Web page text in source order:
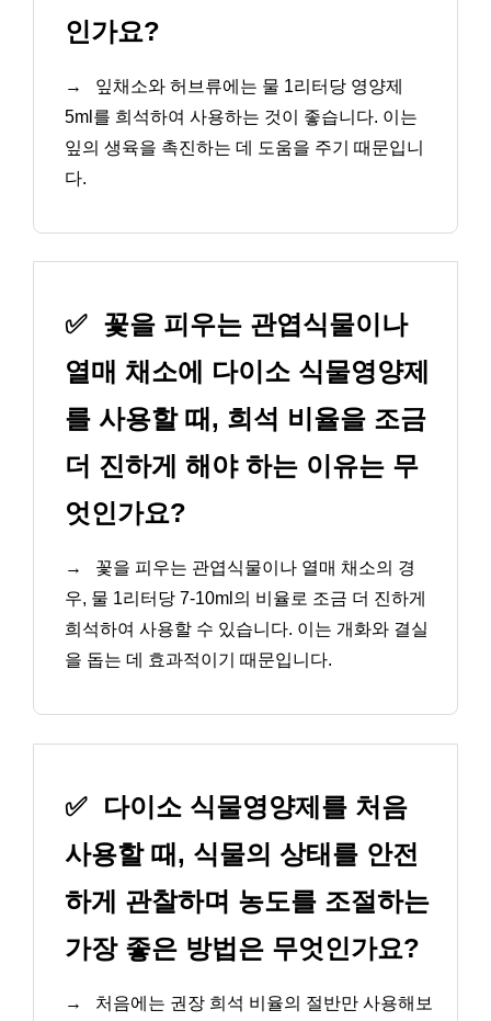
인가요?
→
잎채소와 허브류에는 물 1리터당 영양제
5ml를 희석하여 사용하는 것이 좋습니다. 이는
잎의 생육을 촉진하는 데 도움을 주기 때문입니
다.
✅ 꽃을 피우는 관엽식물이나
열매 채소에 다이소 식물영양제
를 사용할 때, 희석 비율을 조금
더 진하게 해야 하는 이유는 무
엇인가요?
→
꽃을 피우는 관엽식물이나 열매 채소의 경
우, 물 1리터당 7-10ml의 비율로 조금 더 진하게
희석하여 사용할 수 있습니다. 이는 개화와 결실
을 돕는 데 효과적이기 때문입니다.
✅
다이소 식물영양제를 처음
사용할 때, 식물의 상태를 안전
하게 관찰하며 농도를 조절하는
가장 좋은 방법은 무엇인가요?
→
처음에는 권장 희석 비율의 절반만 사용해보